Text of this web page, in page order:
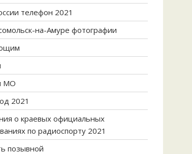
телефон 2021
на-Амуре фотографии
МО
2021
о краевых официальных
по радиоспорту 2021
позывной